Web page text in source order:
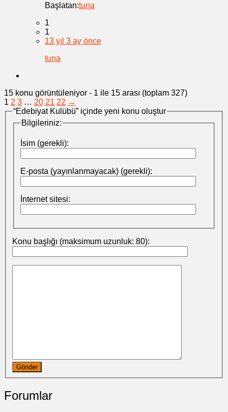
Başlatan:tuna
1
1
13 yıl 3 ay önce
tuna
15 konu görüntüleniyor - 1 ile 15 arası (toplam 327)
1 2 3 … 20 21 22 →
“Edebiyat Kulübü” içinde yeni konu oluştur
Bilgileriniz:
İsim (gerekli):
E-posta (yayınlanmayacak) (gerekli):
İnternet sitesi:
Konu başlığı (maksimum uzunluk: 80):
Gönder
Forumlar